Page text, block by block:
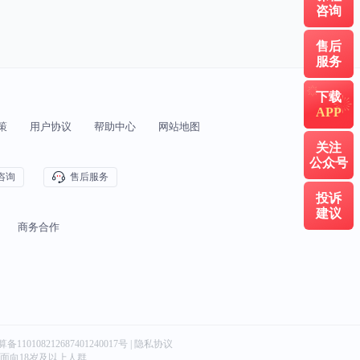
用户协议 帮助中心 网站地图
询 售后服务
商务合作
110108212687401240017号 | 隐私协议
向18岁及以上人群
咨询
售后
服务
下载
APP
关注
公众号
投诉
建议